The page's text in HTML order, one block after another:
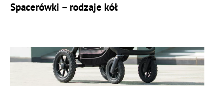
Spacerówki – rodzaje kół